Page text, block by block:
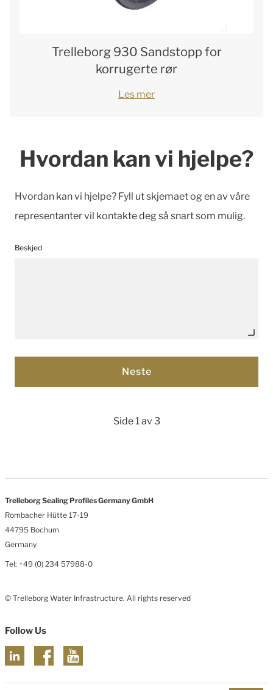
Trelleborg 930 Sandstopp for
korrugerte rør
Les mer
Hvordan kan vi hjelpe?
Hvordan kan vi hjelpe? Fyll ut skjemaet og en av våre
representanter vil kontakte deg så snart som mulig.
Beskjed
Side 1 av 3
Trelleborg Sealing Profiles Germany GmbH
Rombacher Hütte 17-19
44795 Bochum
Germany
Tel: +49 (0) 234 57988-0
© Trelleborg Water Infrastructure. All rights reserved
Follow Us